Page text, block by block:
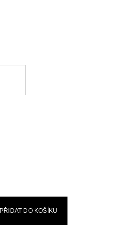
PŘIDAT DO KOŠÍKU